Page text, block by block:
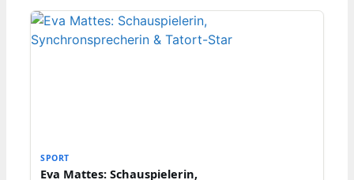
SPORT
Eva Mattes: Schauspielerin,